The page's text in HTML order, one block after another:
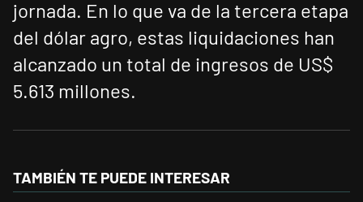
jornada. En lo que va de la tercera etapa
del dólar agro, estas liquidaciones han
alcanzado un total de ingresos de US$
5.613 millones.
TAMBIÉN TE PUEDE INTERESAR